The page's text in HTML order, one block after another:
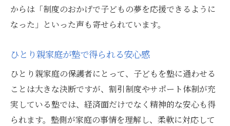
からは「制度のおかげで子どもの夢を応援できるように
なった」といった声も寄せられています。
ひとり親家庭が塾で得られる安心感
ひとり親家庭の保護者にとって、子どもを塾に通わせる
ことは大きな決断ですが、割引制度やサポート体制が充
実している塾では、経済面だけでなく精神的な安心も得
られます。塾側が家庭の事情を理解し、柔軟に対応して